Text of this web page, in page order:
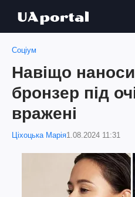
Соціум
Навіщо
бронзер під
вражені
Ціхоцька Марія1.08.2024 11:31